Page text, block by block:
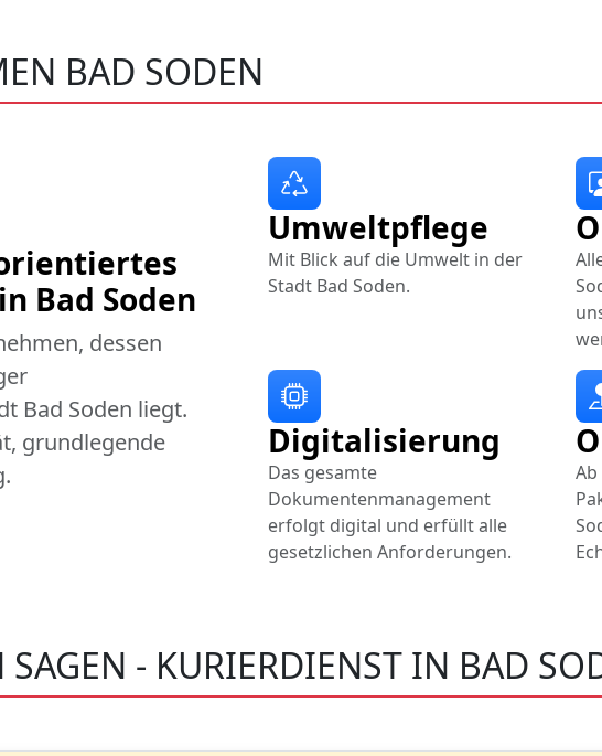
BAD SODEN
Bad Soden
dessen
Bad Soden liegt.
grundlegende
Digitalisierung
Das gesamte
Dokumentenmanagement
erfolgt digital und erfüllt alle
gesetzlichen Anforderungen.
Umweltpflege
Mit Blick auf die Umwelt in der
Stadt Bad Soden.
- KURIERDIENST IN BAD